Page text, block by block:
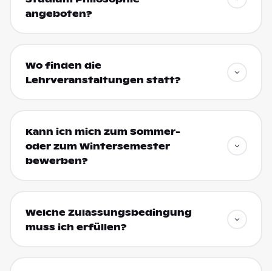
angeboten?
Wo finden die
Lehrveranstaltungen statt?
Kann ich mich zum Sommer-
oder zum Wintersemester
bewerben?
Welche Zulassungsbedingung
muss ich erfüllen?